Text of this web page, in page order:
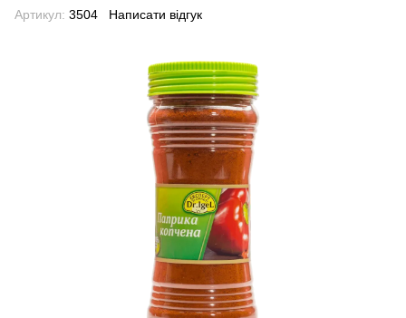
Артикул: 3504 Написати відгук